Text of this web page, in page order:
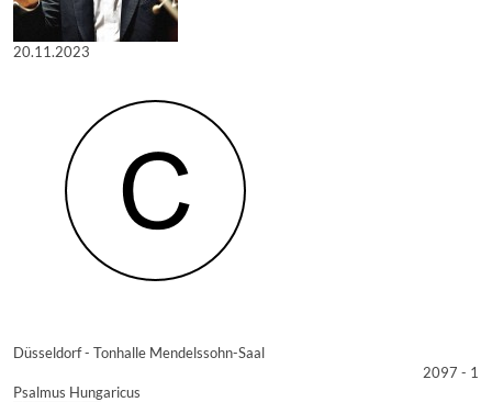
20.11.2023
Düsseldorf - Tonhalle Mendelssohn-Saal
2097 - 1
Psalmus Hungaricus